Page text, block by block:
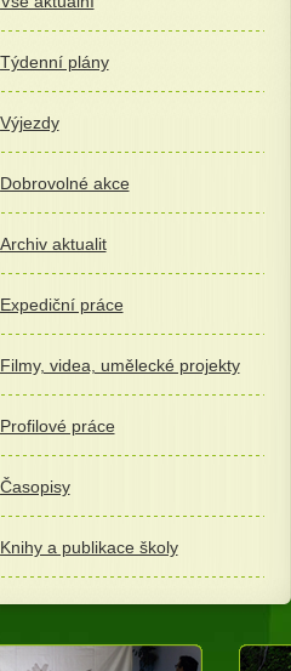
Týdenní plány
Výjezdy
Dobrovolné akce
Archiv aktualit
Expediční práce
Filmy, videa, umělecké projekty
Profilové práce
Časopisy
Knihy a publikace školy